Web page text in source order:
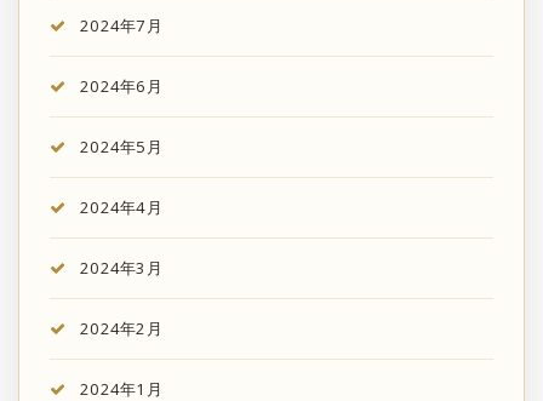
2024年7月
2024年6月
2024年5月
2024年4月
2024年3月
2024年2月
2024年1月